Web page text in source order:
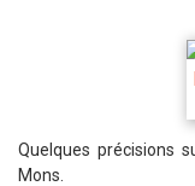
Quelques précisions
Mons.